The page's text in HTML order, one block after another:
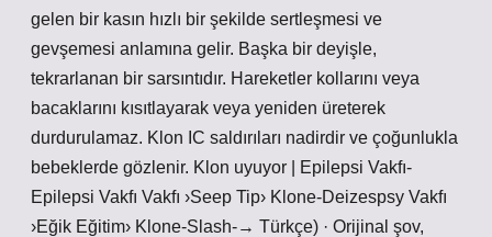
gelen bir kasın hızlı bir şekilde sertleşmesi ve
gevşemesi anlamına gelir. Başka bir deyişle,
tekrarlanan bir sarsıntıdır. Hareketler kollarını veya
bacaklarını kısıtlayarak veya yeniden üreterek
durdurulamaz. Klon IC saldırıları nadirdir ve çoğunlukla
bebeklerde gözlenir. Klon uyuyor | Epilepsi Vakfı-
Epilepsi Vakfı Vakfı ›Seep Tip› Klone-Deizespsy Vakfı
›Eğik Eğitim› Klone-Slash-→ Türkçe) · Orijinal şov,